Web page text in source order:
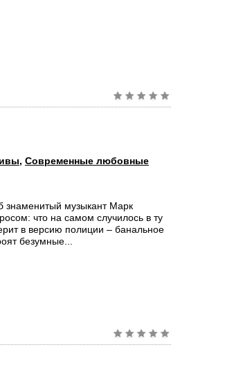
, Современные любовные
знаменитый музыкант Марк
что на самом случилось в ту
в версию полиции – банальное
безумные...